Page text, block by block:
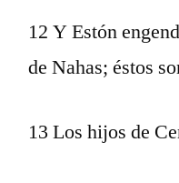
12 Y Estón
de Nahas; éstos
13 Los hijos de